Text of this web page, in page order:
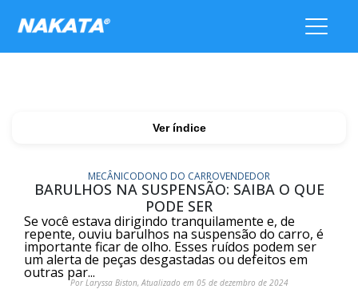
Ver índice
MECÂNICODONO DO CARROVENDEDOR
BARULHOS NA SUSPENSÃO: SAIBA O QUE
PODE SER
Se você estava dirigindo tranquilamente e, de
repente, ouviu barulhos na suspensão do carro, é
importante ficar de olho. Esses ruídos podem ser
um alerta de peças desgastadas ou defeitos em
outras par...
Por Laryssa Biston, Atualizado em 05 de dezembro de 2024